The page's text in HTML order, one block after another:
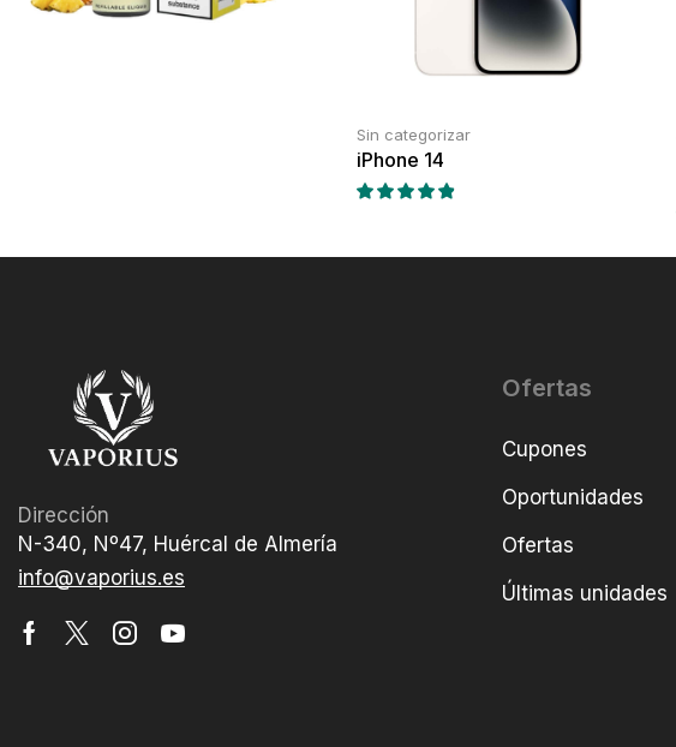
Sin categorizar
iPhone 14
Dirección
N-340, Nº47, Huércal de Almería
info@vaporius.es
Ofertas
Cupones
Oportunidades
Ofertas
Últimas unidades